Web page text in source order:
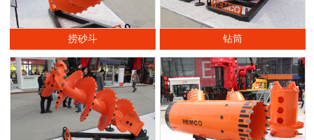
捞砂斗 钻筒